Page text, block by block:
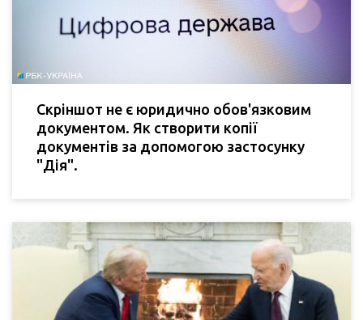
Скріншот не є юридично обов'язковим
документом. Як створити копії
документів за допомогою застосунку
"Дія".